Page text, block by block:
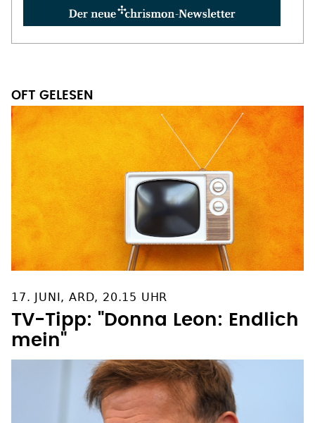
OFT GELESEN
17. JUNI, ARD, 20.15 UHR
TV-Tipp: "Donna Leon: Endlich
mein"